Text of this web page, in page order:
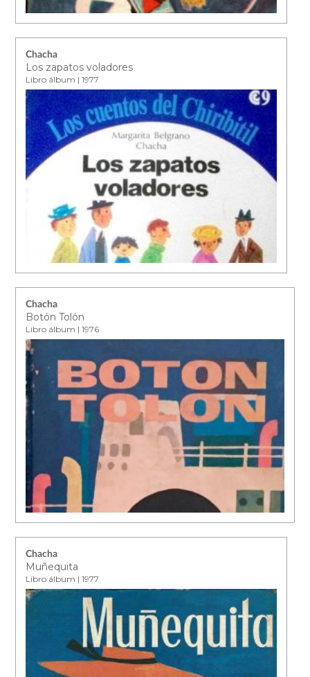
Chacha
Los zapatos voladores
Libro álbum | 1977
Chacha
Botón Tolón
Libro álbum | 1976
Chacha
Muñequita
Libro álbum | 1977